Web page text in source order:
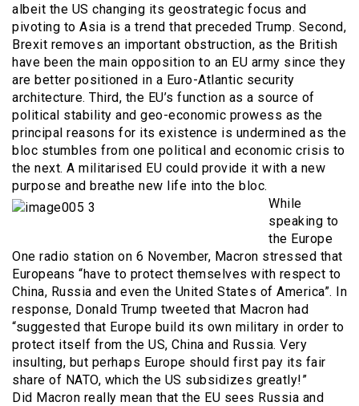
albeit the US changing its geostrategic focus and
pivoting to Asia is a trend that preceded Trump. Second,
Brexit removes an important obstruction, as the British
have been the main opposition to an EU army since they
are better positioned in a Euro-Atlantic security
architecture. Third, the EU’s function as a source of
political stability and geo-economic prowess as the
principal reasons for its existence is undermined as the
bloc stumbles from one political and economic crisis to
the next. A militarised EU could provide it with a new
purpose and breathe new life into the bloc.
While
speaking to
the Europe
One radio station on 6 November, Macron stressed that
Europeans “have to protect themselves with respect to
China, Russia and even the United States of America”. In
response, Donald Trump tweeted that Macron had
“suggested that Europe build its own military in order to
protect itself from the US, China and Russia. Very
insulting, but perhaps Europe should first pay its fair
share of NATO, which the US subsidizes greatly!”
Did Macron really mean that the EU sees Russia and